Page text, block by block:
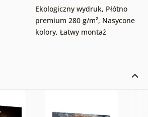
Ekologiczny wydruk, Płótno
premium 280 g/m², Nasycone
kolory, Łatwy montaż